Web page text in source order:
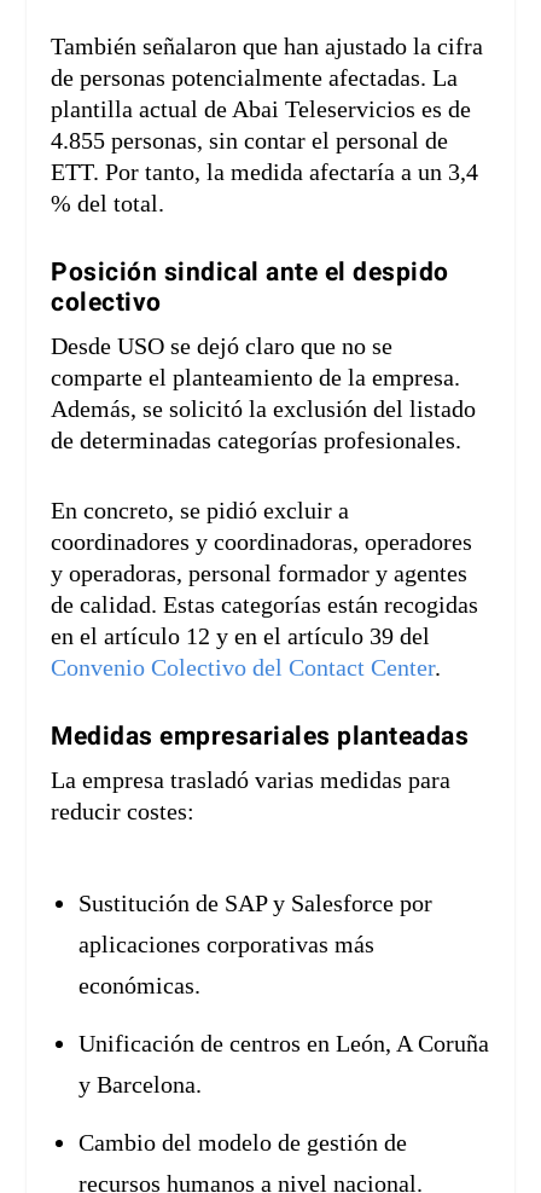
También señalaron que han ajustado la cifra
de personas potencialmente afectadas. La
plantilla actual de Abai Teleservicios es de
4.855 personas, sin contar el personal de
ETT. Por tanto, la medida afectaría a un 3,4
% del total.
Posición sindical ante el despido
colectivo
Desde USO se dejó claro que no se
comparte el planteamiento de la empresa.
Además, se solicitó la exclusión del listado
de determinadas categorías profesionales.
En concreto, se pidió excluir a
coordinadores y coordinadoras, operadores
y operadoras, personal formador y agentes
de calidad. Estas categorías están recogidas
en el artículo 12 y en el artículo 39 del
Convenio Colectivo del Contact Center.
Medidas empresariales planteadas
La empresa trasladó varias medidas para
reducir costes:
Sustitución de SAP y Salesforce por
aplicaciones corporativas más
económicas.
Unificación de centros en León, A Coruña
y Barcelona.
Cambio del modelo de gestión de
recursos humanos a nivel nacional.